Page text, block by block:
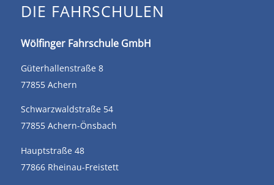
DIE FAHRSCHULEN
Wölfinger Fahrschule GmbH
Güterhallenstraße 8
77855 Achern
Schwarzwaldstraße 54
77855 Achern-Önsbach
Hauptstraße 48
77866 Rheinau-Freistett